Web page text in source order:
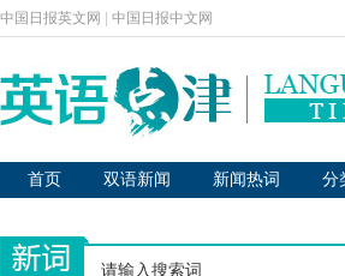
中国日报英文网 中国日报中文网
首页 双语新闻 新闻热词 分